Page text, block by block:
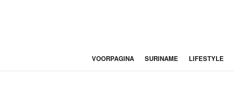
VOORPAGINA SURINAME LIFESTYLE